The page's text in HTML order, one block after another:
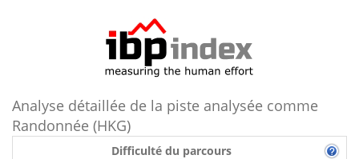
Analyse détaillée de la piste analysée comme
Randonnée (HKG)
Difficulté du parcours